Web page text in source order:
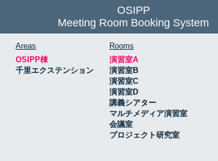
OSIPP
Meeting Room Booking System
Areas
OSIPP棟
千里エクステンション
Rooms
演習室A
演習室B
演習室C
演習室D
講義シアター
マルチメディア演習室
会議室
プロジェクト研究室